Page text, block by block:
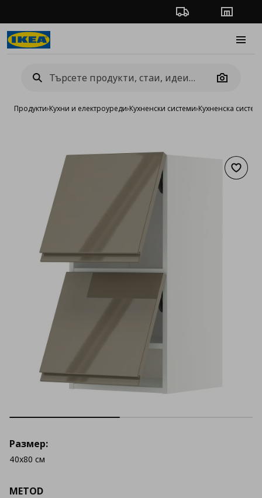
Проследяване на
Camera
Продукти›Кухни и електроуреди›Кухненски системи›Кухненска
METOD
Размер:
40x80 см